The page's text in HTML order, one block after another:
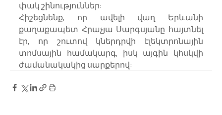
փակ շինություններ:
Հիշեցնենք, որ ավելի վաղ Երևանի
քաղաքապետ Հրաչյա Սարգսյանը հայտնել
էր, որ շուտով կներդրվի էլեկտրոնային
տոմսային համակարգ, իսկ այգին կհսկվի
ժամանակակից սարքերով: